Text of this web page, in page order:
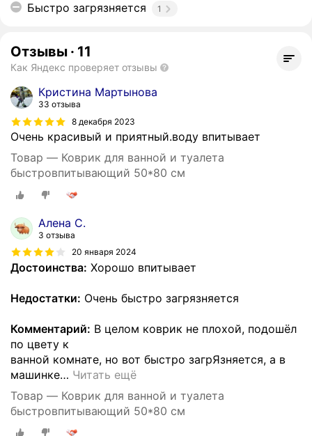
Быстро загрязняется 1
Отзывы · 11
Как Яндекс проверяет отзывы
Кристина Мартынова
33 отзыва
8 декабря 2023
Очень красивый и приятный.воду впитывает
Товар — Коврик для ванной и туалета
быстровпитывающий 50*80 см
Алена С.
3 отзыва
20 января 2024
Достоинства: Хорошо впитывает
Недостатки: Очень быстро загрязняется
Комментарий: В целом коврик не плохой, подошёл
по цвету к
ванной комнате, но вот быстро загрЯзняется, а в
машинке… Читать ещё
Товар — Коврик для ванной и туалета
быстровпитывающий 50*80 см